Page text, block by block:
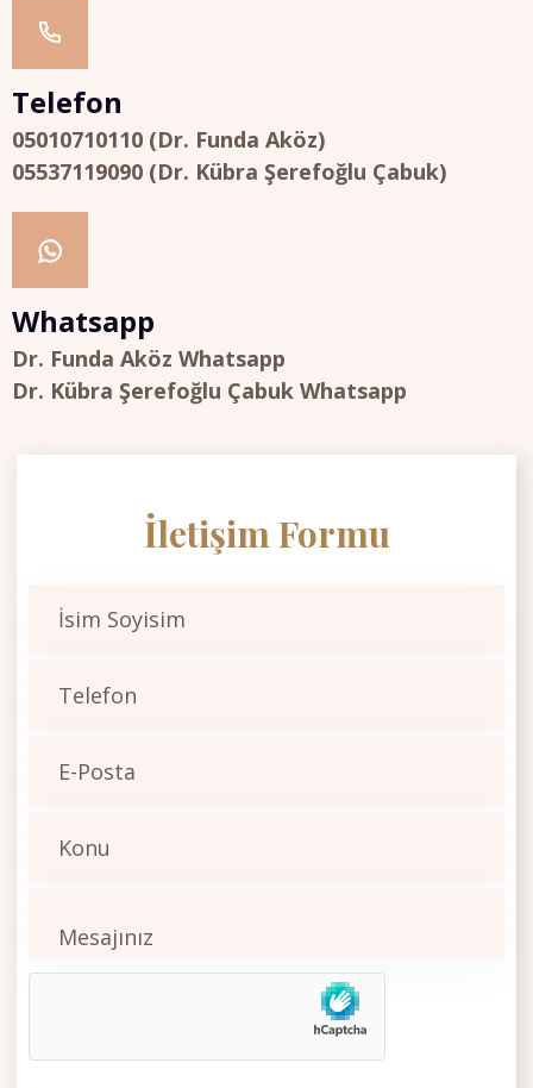
Telefon
05010710110 (Dr. Funda Aköz)
05537119090 (Dr. Kübra Şerefoğlu Çabuk)
Whatsapp
Dr. Funda Aköz Whatsapp
Dr. Kübra Şerefoğlu Çabuk Whatsapp
İletişim Formu